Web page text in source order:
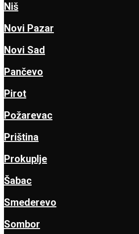
Niš
Novi Pazar
Novi Sad
Pančevo
Pirot
Požarevac
Priština
Prokuplje
Šabac
Smederevo
Sombor